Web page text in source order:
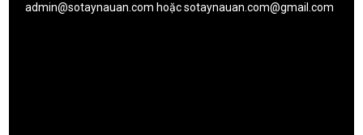
admin@sotaynauan.com hoặcsotaynauan.com@gmail.com